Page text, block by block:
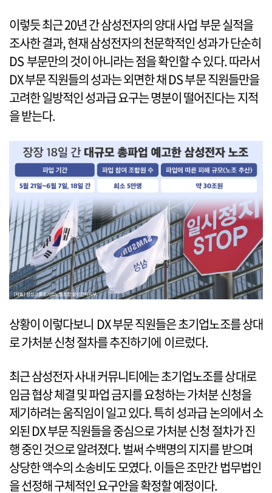
이렇듯 최근 20년 간 삼성전자의 양대 사업 부문 실적을
조사한 결과, 현재 삼성전자의 천문학적인 성과가 단순히
DS 부문만의 것이 아니라는 점을 확인할 수 있다. 따라서
DX 부문 직원들의 성과는 외면한 채 DS 부문 직원들만을
고려한 일방적인 성과급 요구는 명분이 떨어진다는 지적
을 받는다.
상황이 이렇다보니 DX 부문 직원들은 초기업노조를 상대
로 가처분 신청 절차를 추진하기에 이르렀다.
최근 삼성전자 사내 커뮤니티에는 초기업노조를 상대로
임금 협상 체결 및 파업 금지를 요청하는 가처분 신청을
제기하려는 움직임이 일고 있다. 특히 성과급 논의에서 소
외된 DX 부문 직원들을 중심으로 가처분 신청 절차가 진
행 중인 것으로 알려졌다. 벌써 수백명의 지지를 받으며
상당한 액수의 소송비도 모였다. 이들은 조만간 법무법인
을 선정해 구체적인 요구안을 확정할 예정이다.